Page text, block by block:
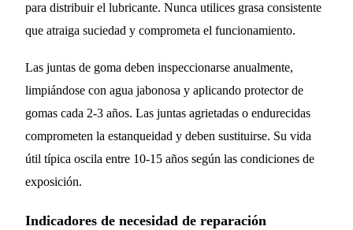
para distribuir el lubricante. Nunca utilices grasa consistente
que atraiga suciedad y comprometa el funcionamiento.
Las juntas de goma deben inspeccionarse anualmente,
limpiándose con agua jabonosa y aplicando protector de
gomas cada 2-3 años. Las juntas agrietadas o endurecidas
comprometen la estanqueidad y deben sustituirse. Su vida
útil típica oscila entre 10-15 años según las condiciones de
exposición.
Indicadores de necesidad de reparación